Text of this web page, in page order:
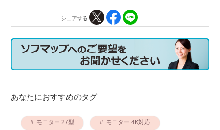
シェアする
あなたにおすすめのタグ
モニター 27型 モニター 4K対応